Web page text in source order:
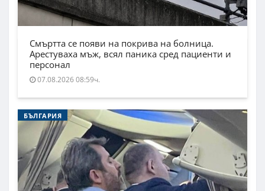
Смъртта се появи на покрива на болница.
Арестуваха мъж, всял паника сред пациенти и
персонал
07.08.2026 08:59ч.
БЪЛГАРИЯ